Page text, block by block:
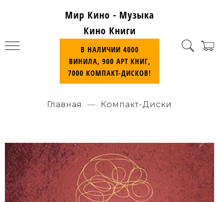
Мир Кино - Музыка
Кино Книги
В НАЛИЧИИ 4000
ВИНИЛА, 900 АРТ КНИГ,
7000 КОМПАКТ-ДИСКОВ!
Главная Компакт-Диски